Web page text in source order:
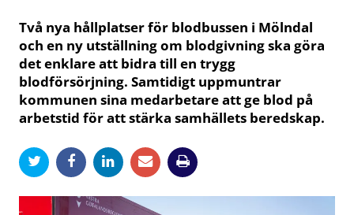
Två nya hållplatser för blodbussen i Mölndal
och en ny utställning om blodgivning ska göra
det enklare att bidra till en trygg
blodförsörjning. Samtidigt uppmuntrar
kommunen sina medarbetare att ge blod på
arbetstid för att stärka samhällets beredskap.